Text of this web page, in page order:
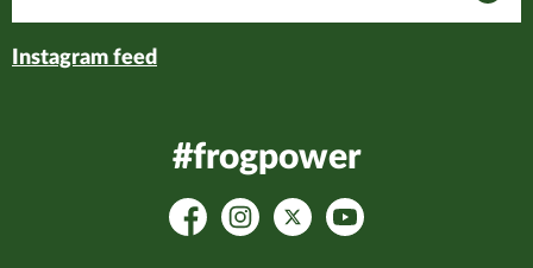
Instagram feed
#frogpower
FacebookInstagramPlatform X
YouTube